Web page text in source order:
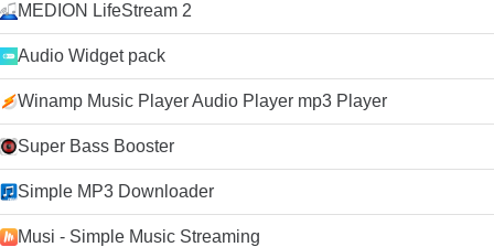
MEDION LifeStream 2
Audio Widget pack
Winamp Music Player Audio Player mp3 Player
Super Bass Booster
Simple MP3 Downloader
Musi - Simple Music Streaming